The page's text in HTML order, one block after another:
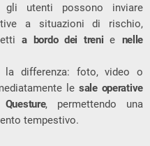
gli utenti possono inviare
a situazioni di rischio,
a bordo dei treni e nelle
differenza: foto, video o
le sale operative
Questure, permettendo una
tempestivo.